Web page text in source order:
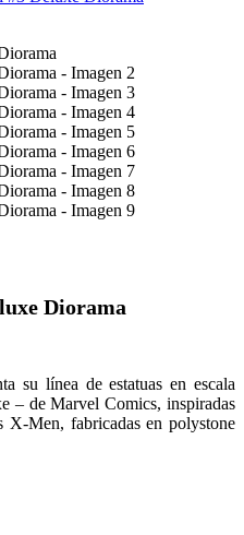
Diorama
su línea de estatuas en escala
– de Marvel Comics, inspiradas
X-Men, fabricadas en polystone